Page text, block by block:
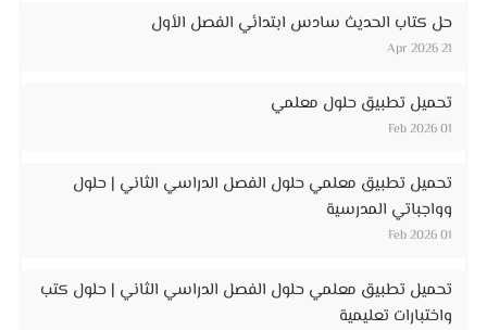
حل كتاب الحديث سادس ابتدائي الفصل الأول
21 Apr 2026
تحميل تطبيق حلول معلمي
01 Feb 2026
تحميل تطبيق معلمي حلول الفصل الدراسي الثاني | حلول
وواجباتي المدرسية
01 Feb 2026
تحميل تطبيق معلمي حلول الفصل الدراسي الثاني | حلول كتب
واختبارات تعليمية